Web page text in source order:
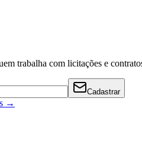
trabalha com licitações e
Cadastrar
→